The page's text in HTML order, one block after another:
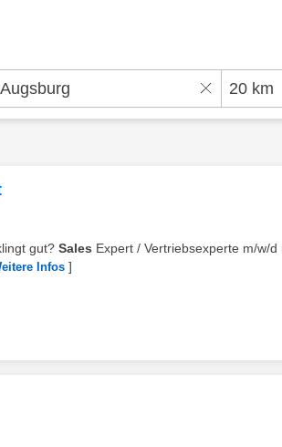
gut? Sales Expert / Vertriebsexperte m/w/d
Infos ]